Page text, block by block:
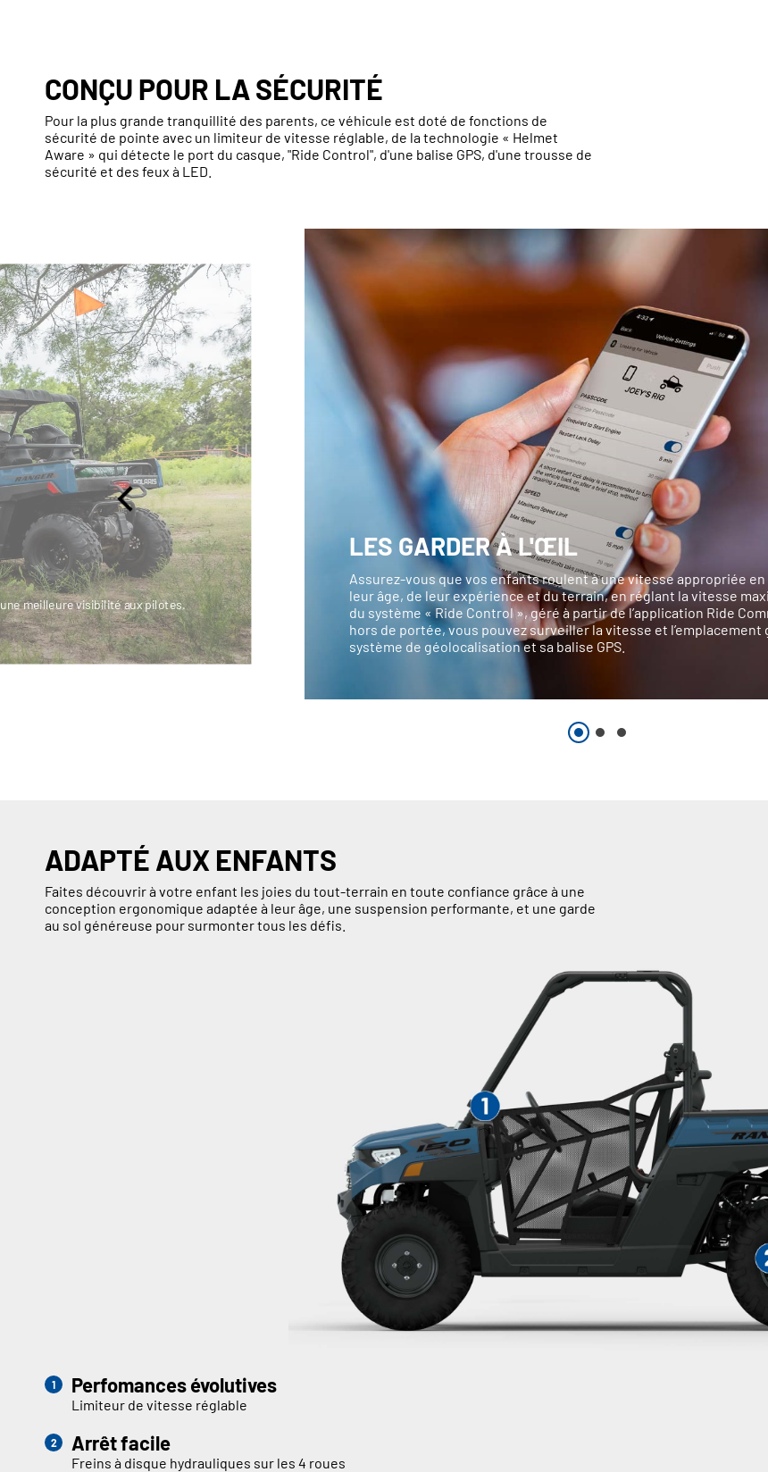
CONÇU POUR LA SÉCURITÉ
Pour la plus grande tranquillité des parents, ce véhicule est doté de fonctions de
sécurité de pointe avec un limiteur de vitesse réglable, de la technologie « Helmet
Aware » qui détecte le port du casque, "Ride Control", d'une balise GPS, d'une trousse de
sécurité et des feux à LED.
meilleure visibilité aux pilotes.
LES GARDER À L'ŒIL
Assurez-vous que vos enfants roulent à une vitesse appropriée
leur âge, de leur expérience et du terrain, en réglant la vitesse
du système « Ride Control », géré à partir de l’application Ride
hors de portée, vous pouvez surveiller la vitesse et l’emplacement
système de géolocalisation et sa balise GPS.
ADAPTÉ AUX ENFANTS
Faites découvrir à votre enfant les joies du tout-terrain en toute confiance grâce à une
conception ergonomique adaptée à leur âge, une suspension performante, et une garde
au sol généreuse pour surmonter tous les défis.
Perfomances évolutives
Limiteur de vitesse réglable
Arrêt facile
Freins à disque hydrauliques sur les 4 roues